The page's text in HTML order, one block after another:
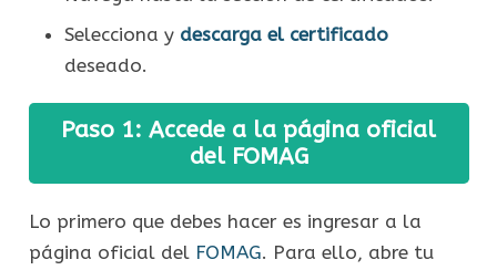
Selecciona y descarga el certificado
deseado.
Paso 1: Accede a la página oficial
del FOMAG
Lo primero que debes hacer es ingresar a la
página oficial del FOMAG. Para ello, abre tu